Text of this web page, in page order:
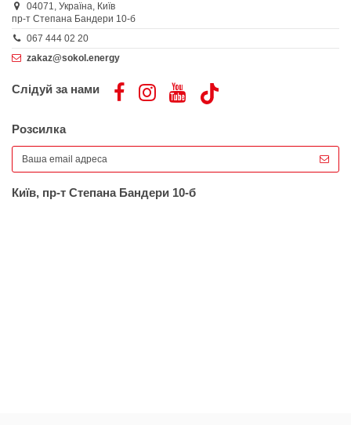
04071, Україна, Київ
пр-т Степана Бандери 10-б
067 444 02 20
zakaz@sokol.energy
Слідуй за нами
Розсилка
Київ, пр-т Степана Бандери 10-б